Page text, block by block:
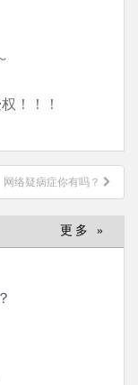
！！！
网络疑病症你有吗？
更多 »